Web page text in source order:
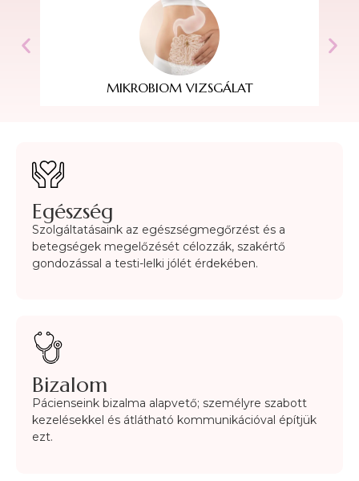
MIKROBIOM VIZSGÁLAT
Egészség
Szolgáltatásaink az egészségmegőrzést és a
betegségek megelőzését célozzák, szakértő
gondozással a testi-lelki jólét érdekében.
Bizalom
Pácienseink bizalma alapvető; személyre szabott
kezelésekkel és átlátható kommunikációval építjük
ezt.